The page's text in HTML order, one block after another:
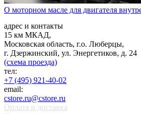
О моторном масле для двигателя
адрес и контакты
15 км МКАД,
Московская область, г.о. Люберцы,
г. Дзержинский, ул. Энергетиков, д. 24
(схема проезда)
тел:
+7 (495) 921-40-02
email:
cstore.ru@cstore.ru
Оплата и доставка